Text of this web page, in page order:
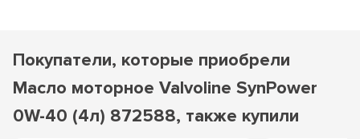
Покупатели, которые приобрели
Масло моторное Valvoline SynPower
0W-40 (4л) 872588, также купили